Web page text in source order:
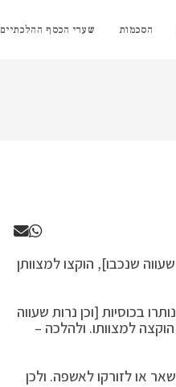
הסכמות שערי הכסף ההלכתיים
שנכבו], הוקצו למצוותן
בכוסיות [וכן נרות שעווה
למצוותו. ולהלכה –
או לזורקו לאשפה. ולכן